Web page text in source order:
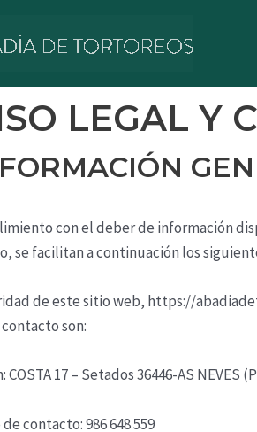
LEGAL Y
con el deber de información
se facilitan a continuación los
de este sitio web, https://
son:
COSTA 17 – Setados 36446-AS NEVES
contacto:986 648 559